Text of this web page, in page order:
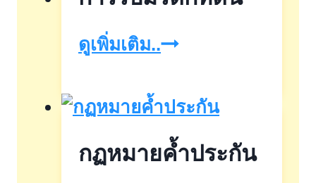
ดูเพิ่มเติม..การ
มรดก
กฏหมายค้ำประกัน